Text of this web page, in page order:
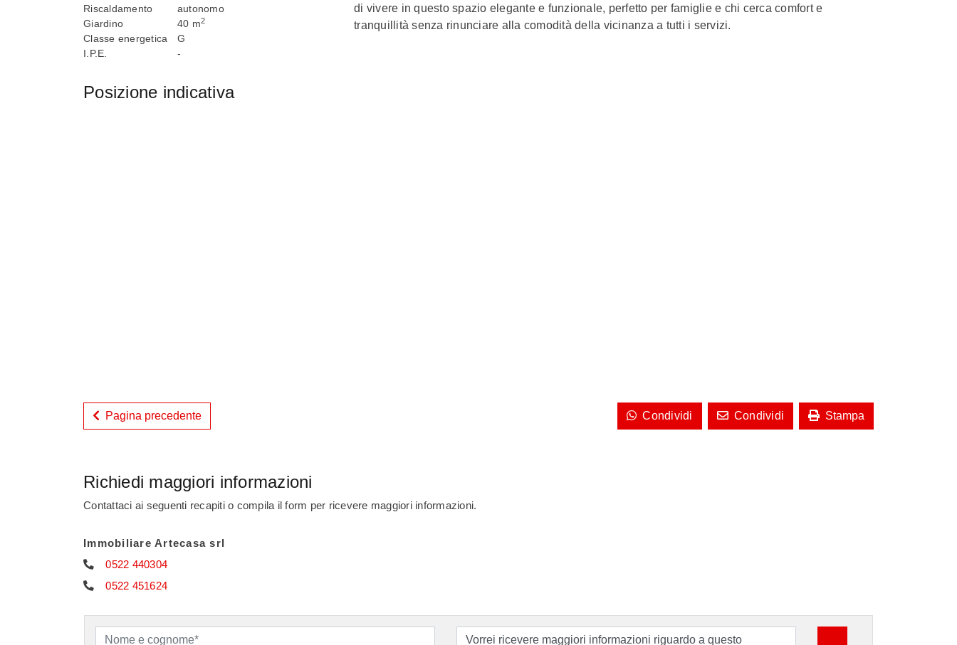
di vivere in questo spazio elegante e funzionale, perfetto per famiglie e chi cerca comfort e
tranquillità senza rinunciare alla comodità della vicinanza a tutti i servizi.
Riscaldamento
autonomo
Giardino
40 m2
Classe energetica
G
I.P.E.
-
Posizione indicativa
Pagina precedente Stampa
Condividi
Condividi
Richiedi maggiori informazioni
Contattaci ai seguenti recapiti o compila il form per ricevere maggiori informazioni.
Immobiliare Artecasa srl
0522 440304
0522 451624